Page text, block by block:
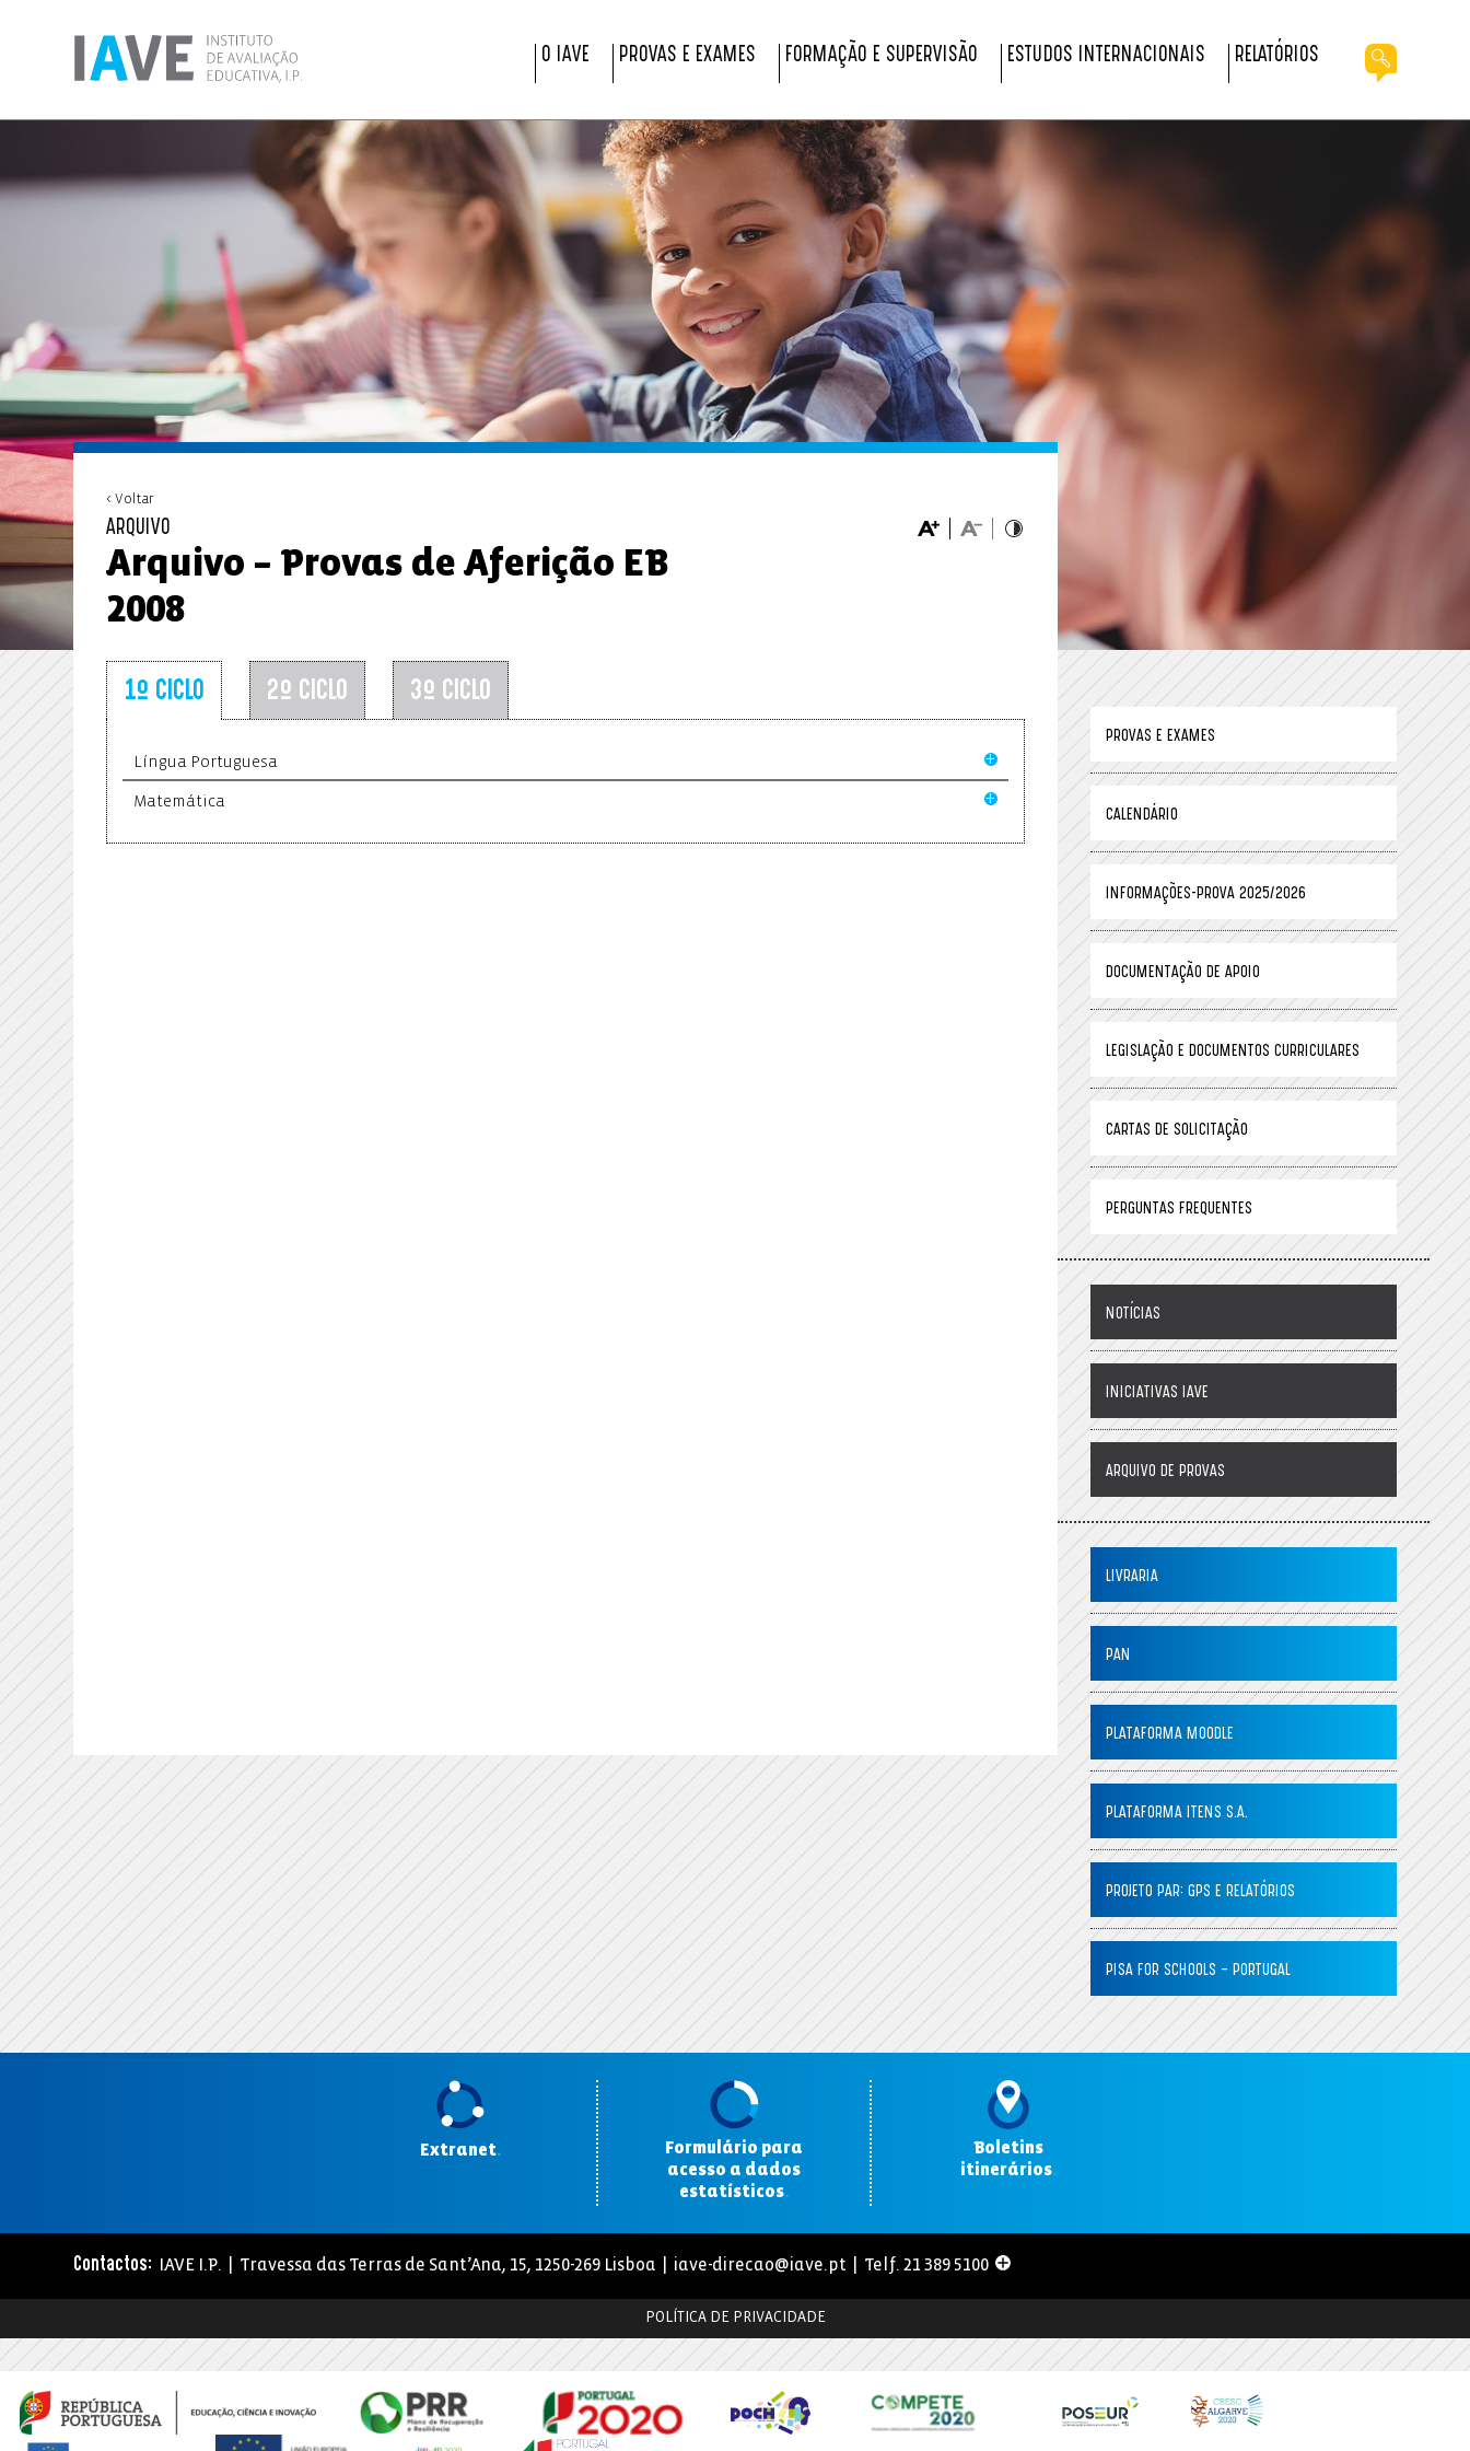
O IAVE PROVAS E EXAMES FORMAÇÃO E SUPERVISÃO ESTUDOS INTERNACIONAIS RELATÓRIOS
< Voltar
ARQUIVO
Arquivo – Provas de Aferição EB
2008
1º CICLO 2º CICLO 3º CICLO
Língua Portuguesa
Matemática
PROVAS E EXAMES
CALENDÁRIO
INFORMAÇÕES-PROVA 2025/2026
DOCUMENTAÇÃO DE APOIO
LEGISLAÇÃO E DOCUMENTOS CURRICULARES
CARTAS DE SOLICITAÇÃO
PERGUNTAS FREQUENTES
NOTÍCIAS
INICIATIVAS IAVE
ARQUIVO DE PROVAS
LIVRARIA
PAN
PLATAFORMA MOODLE
PLATAFORMA ITENS S.A.
PROJETO PAR: GPS E RELATÓRIOS
PISA FOR SCHOOLS – PORTUGAL
Extranet.
Formulário para
acesso a dados
estatísticos.
Boletins
itinerários.
Contactos: IAVE I.P. | Travessa das Terras de Sant’Ana, 15, 1250-269 Lisboa | iave-direcao@iave.pt | Telf. 21 389 5100
POLÍTICA DE PRIVACIDADE